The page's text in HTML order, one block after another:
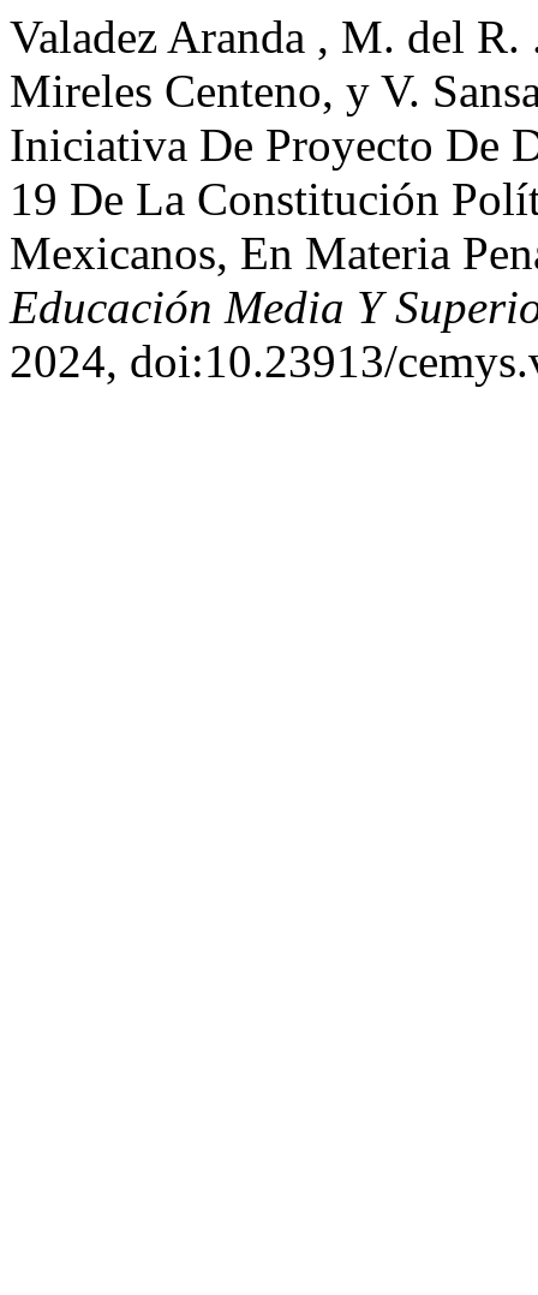
Valadez Aranda , M. del
Mireles Centeno, y V.
Iniciativa De Proyecto De
19 De La Constitución
Mexicanos, En Materia
Educación Media Y
2024, doi:10.23913/